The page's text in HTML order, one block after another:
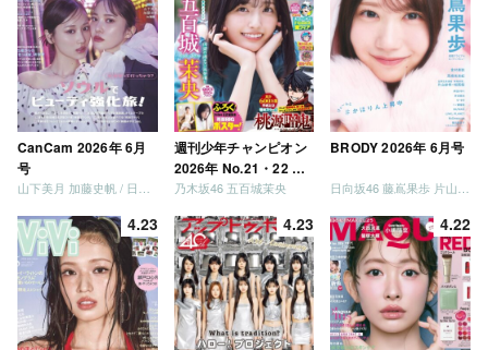
CanCam 2026年 6月
号
週刊少年チャンピオン
2026年 No.21・22 合
併号
乃木坂46 五百城茉央
BRODY 2026年 6月号
4.23 4.23 4.22